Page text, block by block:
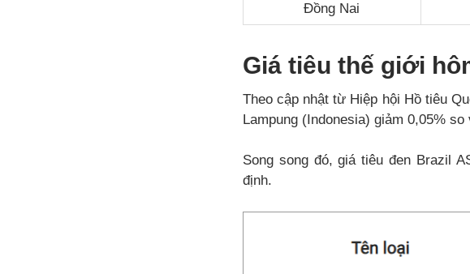
Đồng Nai
Giá tiêu thế giới
Theo cập nhật từ Hiệp hội Hồ tiêu
Lampung (Indonesia) giảm 0,05%
Song song đó, giá tiêu đen Brazil
định.